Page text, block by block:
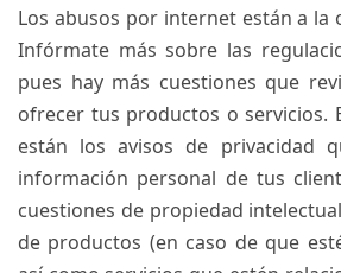
Los abusos por internet están a la
Infórmate más sobre las
pues hay más cuestiones que
ofrecer tus productos o servicios.
están los avisos de privacidad
información personal de tus
cuestiones de propiedad
de productos (en caso de que